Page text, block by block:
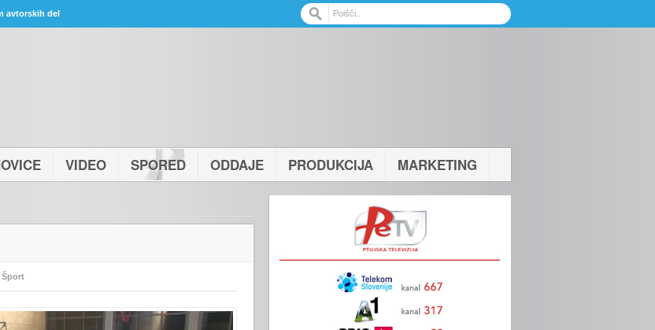
avtorskih del
VIDEO SPORED ODDAJE PRODUKCIJA MARKETING
Šport